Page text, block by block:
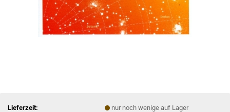
Lieferzeit: nur noch wenige auf Lager